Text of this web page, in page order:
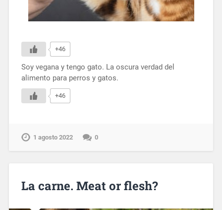
+46
Soy vegana y tengo gato. La oscura verdad del
alimento para perros y gatos.
+46
1 agosto 2022 0
La carne. Meat or flesh?